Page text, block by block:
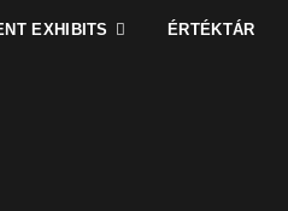
EXHIBITS ÉRTÉKTÁR